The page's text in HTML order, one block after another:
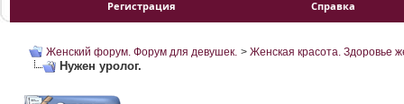
Регистрация Справка
Женский форум. Форум для девушек. > Женская красота. Здоровье
Нужен уролог.